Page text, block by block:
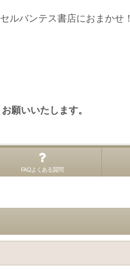
ルバンテス書店におまかせ！
願いいたします。
FAQよくある質問